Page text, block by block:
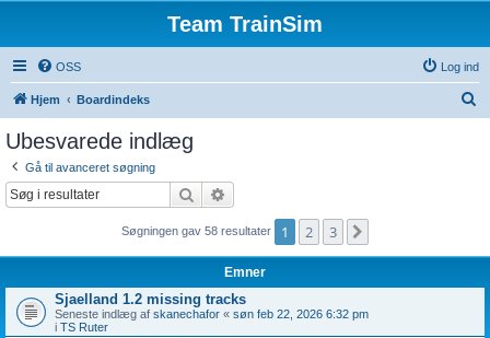
Team TrainSim
OSS Log ind
Hjem Boardindeks
Ubesvarede indlæg
Gå til avanceret søgning
Søg
Søgningen gav 58 resultater 1 2 3
Emner
Sjaelland 1.2 missing tracks
Seneste indlæg af skanechafor « søn feb 22, 2026 6:32 pm
i TS Ruter